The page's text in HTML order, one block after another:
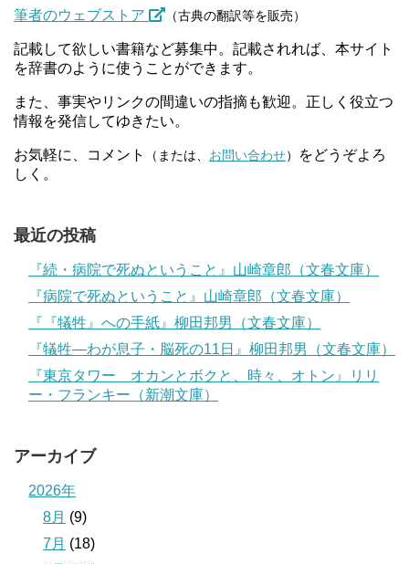
筆者のウェブストア （古典の翻訳等を販売）
記載して欲しい書籍など募集中。記載されれば、本サイト
を辞書のように使うことができます。
また、事実やリンクの間違いの指摘も歓迎。正しく役立つ
情報を発信してゆきたい。
お気軽に、コメント （または、 お問い合わせ）
をどうぞよろ
しく。
最近の投稿
『続・病院で死ぬということ』山崎章郎（文春文庫）
『病院で死ぬということ』山崎章郎（文春文庫）
『『犠牲』への手紙』柳田邦男（文春文庫）
『犠牲―わが息子・脳死の11日』柳田邦男（文春文庫）
『東京タワー オカンとボクと、時々、オトン』リリ
ー・フランキー（新潮文庫）
アーカイブ
2026年
8月 (9)
7月 (18)